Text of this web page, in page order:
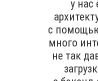
у нас
с
много
не так